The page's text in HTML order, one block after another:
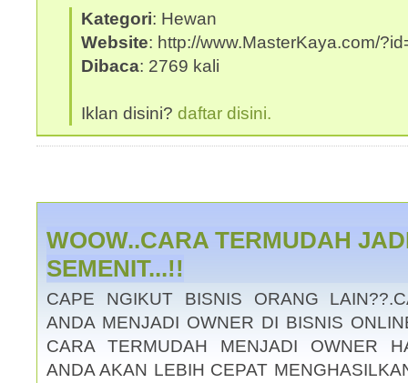
Kategori: Hewan
Website: http://www.MasterKaya.com/
Dibaca: 2769 kali
Iklan disini? daftar disini.
WOOW..CARA TERMUDAH
SEMENIT...!!
CAPE NGIKUT BISNIS ORANG
ANDA MENJADI OWNER DI BISNIS
CARA TERMUDAH MENJADI OWNER
ANDA AKAN LEBIH CEPAT